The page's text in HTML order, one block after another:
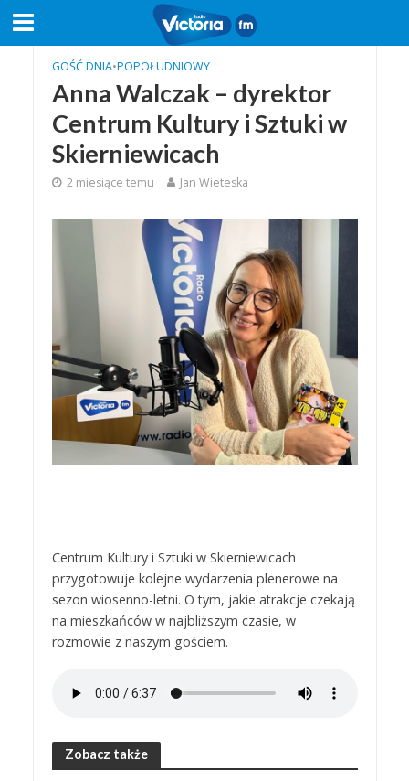
GOŚĆ DNIA•POPOŁUDNIOWY
Anna Walczak – dyrektor
Centrum Kultury i Sztuki w
Skierniewicach
2 miesiące temu Jan Wieteska
Centrum Kultury i Sztuki w Skierniewicach
przygotowuje kolejne wydarzenia plenerowe na
sezon wiosenno-letni. O tym, jakie atrakcje czekają
na mieszkańców w najbliższym czasie, w
rozmowie z naszym gościem.
Zobacz także